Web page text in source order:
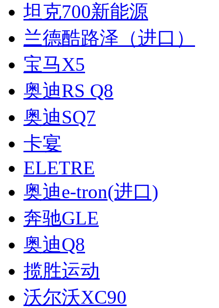
坦克700新能源
兰德酷路泽（进口）
宝马X5
奥迪RS Q8
奥迪SQ7
卡宴
ELETRE
奥迪e-tron(进口)
奔驰GLE
奥迪Q8
揽胜运动
沃尔沃XC90